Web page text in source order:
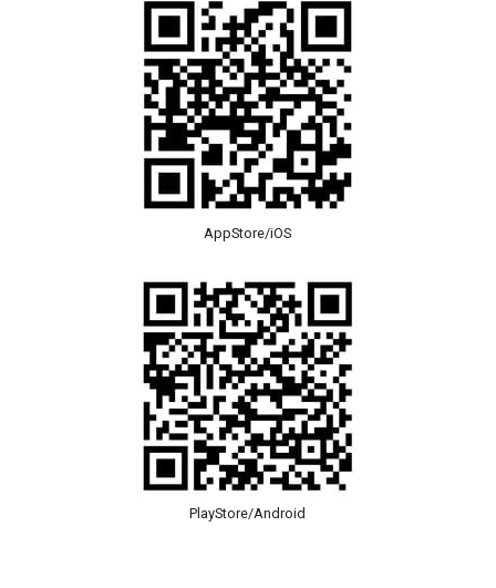
AppStore/iOS
PlayStore/Android